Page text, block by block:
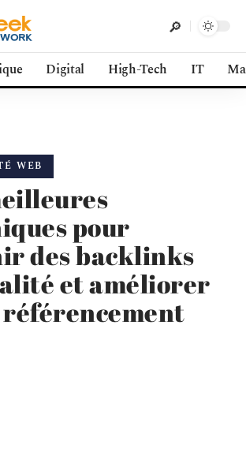
Digital High-Tech IT
WEB
pour
des backlinks
et améliorer